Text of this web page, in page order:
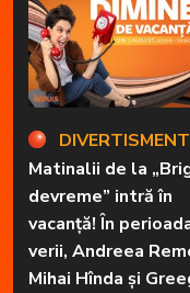
necuvântătoare
DIVERTISMENT
Matinalii de la
devreme” intră în
vacanță! În
verii, Andreea
Mihai Hînda și Greeg